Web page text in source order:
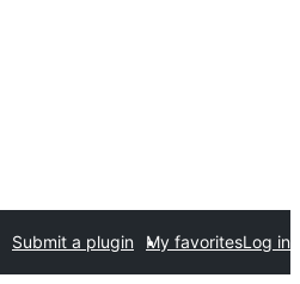
Submit a plugin My favoritesLog in